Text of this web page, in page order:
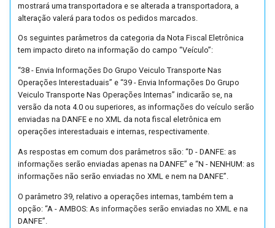
mostrará uma transportadora e se alterada a transportadora, a
alteração valerá para todos os pedidos marcados.
Os seguintes parâmetros da categoria da Nota Fiscal Eletrônica
tem impacto direto na informação do campo “Veículo”:
“38 - Envia Informações Do Grupo Veiculo Transporte Nas
Operações Interestaduais” e “39 - Envia Informações Do Grupo
Veiculo Transporte Nas Operações Internas” indicarão se, na
versão da nota 4.0 ou superiores, as informações do veículo serão
enviadas na DANFE e no XML da nota fiscal eletrônica em
operações interestaduais e internas, respectivamente.
As respostas em comum dos parâmetros são: “D - DANFE: as
informações serão enviadas apenas na DANFE” e “N - NENHUM: as
informações não serão enviadas no XML e nem na DANFE”.
O parâmetro 39, relativo a operações internas, também tem a
opção: “A - AMBOS: As informações serão enviadas no XML e na
DANFE”.